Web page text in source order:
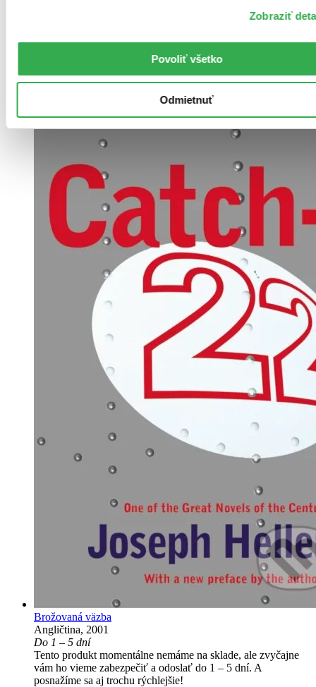
Zobraziť
Povoliť všetko
Odmietnuť
posledné kusy. Ak ju chcete mať rýchlo, ponáhľajte sa!
Dodanie ďalších môže trvať dlhšie, zvyčajne do 31 dní.
14,50 €
Brožovaná väzba
Angličtina, 2001
Do 1 – 5 dní
Tento produkt momentálne nemáme na sklade, ale zvyčajne
vám ho vieme zabezpečiť a odoslať do 1 – 5 dní. A
posnažíme sa aj trochu rýchlejšie!